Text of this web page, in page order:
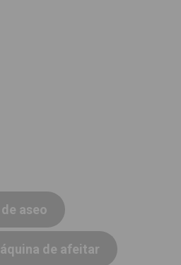
aseo
de afeitar